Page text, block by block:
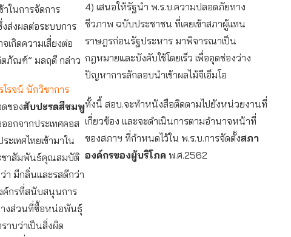
ในการจัดการ
ส่งผลต่อระบบการ
เกิดความเสี่ยงต่อ
ตภัณฑ์” มลฤดี กล่าว
โรจน์ นักวิชาการ
ของสับปะรดสีชมพู
อกจากประเทศคอส
ะเทศไทยเข้ามาใน
ชาสัมพันธ์คุณสมบัติ
า มีกลิ่นและรสดีกว่า
ค์กรที่สนับสนุนการ
างส่วนที่ซื้อหน่อพันธุ์
าบว่าเป็นสิ่งผิด
4) เสนอให้รัฐนำ พ.ร.บ.ความปลอดภัยทาง
ชีวภาพ ฉบับประชาชน ที่เคยเข้าสภาผู้แทน
ราษฎรก่อนรัฐประหาร มาพิจารณาเป็น
กฎหมายและบังคับใช้โดยเร็ว เพื่ออุดช่องว่าง
ปัญหาการลักลอบนำเข้าผลไม้จีเอ็มโอ
ทั้งนี้ สอบ.จะทำหนังสือติดตามไปยังหน่วยงานที่
เกี่ยวข้อง และจะดำเนินการตามอำนาจหน้าที่
ของสภาฯ ที่กำหนดไว้ใน พ.ร.บ.การจัดตั้งสภา
องค์กรของผู้บริโภค พ.ศ.2562